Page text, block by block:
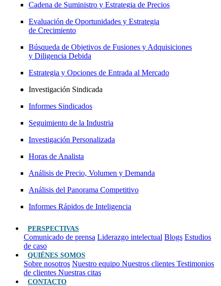
Cadena de Suministro y Estrategia de Precios
Evaluación de Oportunidades y Estrategia
de Crecimiento
Búsqueda de Objetivos de Fusiones y Adquisiciones
y Diligencia Debida
Estrategia y Opciones de Entrada al Mercado
Investigación Sindicada
Informes Sindicados
Seguimiento de la Industria
Investigación Personalizada
Horas de Analista
Análisis de Precio, Volumen y Demanda
Análisis del Panorama Competitivo
Informes Rápidos de Inteligencia
PERSPECTIVAS
Comunicado de prensa Liderazgo intelectual Blogs Estudios
de caso
QUIÉNES SOMOS
Sobre nosotros Nuestro equipo Nuestros clientes Testimonios
de clientes Nuestras citas
CONTACTO